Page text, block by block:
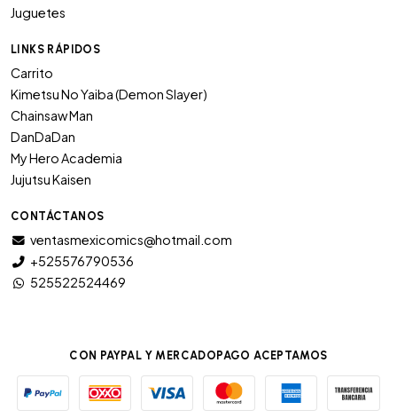
Juguetes
LINKS RÁPIDOS
Carrito
Kimetsu No Yaiba (Demon Slayer)
Chainsaw Man
DanDaDan
My Hero Academia
Jujutsu Kaisen
CONTÁCTANOS
ventasmexicomics@hotmail.com
+525576790536
525522524469
CON PAYPAL Y MERCADOPAGO ACEPTAMOS